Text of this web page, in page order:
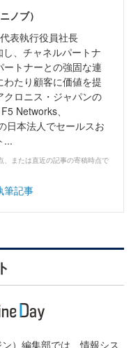
ノブ）
表執行役員社長
、チャネルパートナ
トナーとの強固な連
たり顧客に価値を提
ロニス・ジャパンの
Networks、
日本法人でセールスお
...
、または直近の記事の寄稿時点で
筆記事
）編集部では、情報シス